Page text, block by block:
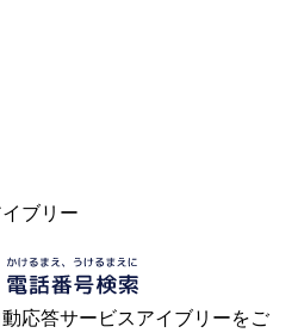
ブリー
応答サービスアイブリーをご